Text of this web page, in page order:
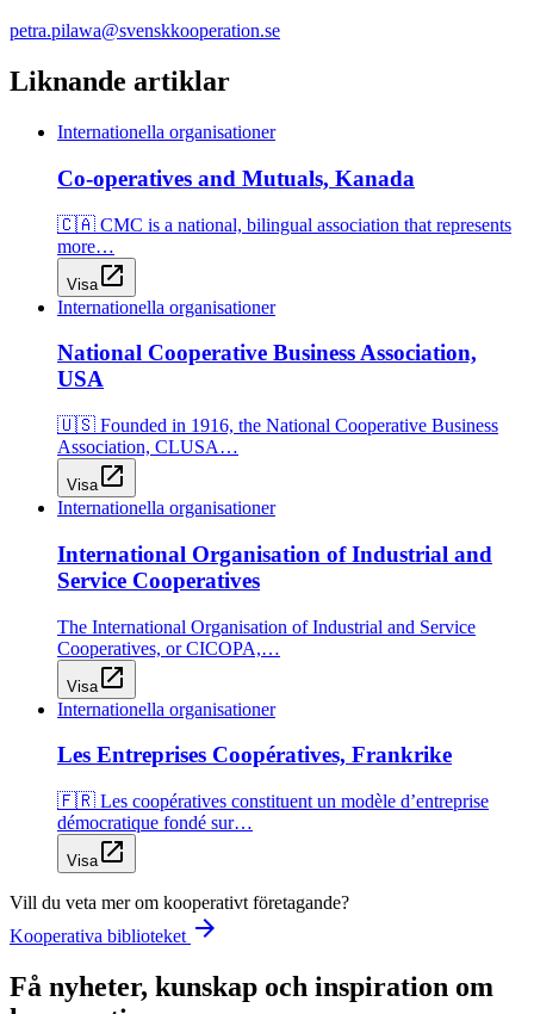
petra.pilawa@svenskkooperation.se
Liknande artiklar
Internationella organisationer
Co-operatives and Mutuals, Kanada
🇨🇦 CMC is a national, bilingual association that represents
more…
Visa open_in_new
Internationella organisationer
National Cooperative Business Association,
USA
🇺🇸 Founded in 1916, the National Cooperative Business
Association, CLUSA…
Visa open_in_new
Internationella organisationer
International Organisation of Industrial and
Service Cooperatives
The International Organisation of Industrial and Service
Cooperatives, or CICOPA,…
Visa open_in_new
Internationella organisationer
Les Entreprises Coopératives, Frankrike
🇫🇷 Les coopératives constituent un modèle d’entreprise
démocratique fondé sur…
Visa open_in_new
Vill du veta mer om kooperativt företagande?
Kooperativa biblioteket arrow_forward
Få nyheter, kunskap och inspiration om